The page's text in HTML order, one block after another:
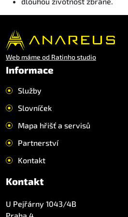
Web máme od Ratinho studio
Informace
Služby
Slovníček
Mapa hřišť a servisů
Partnerství
Kontakt
Kontakt
U Pejřárny 1043/4B
Praha 4